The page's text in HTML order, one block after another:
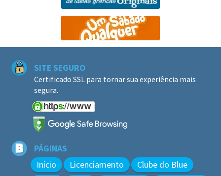
SITE SEGURO
Certificado SSL para tornar sua experiência mais
segura.
PÁGINAS
Início Licenciamento
Clube do Blue